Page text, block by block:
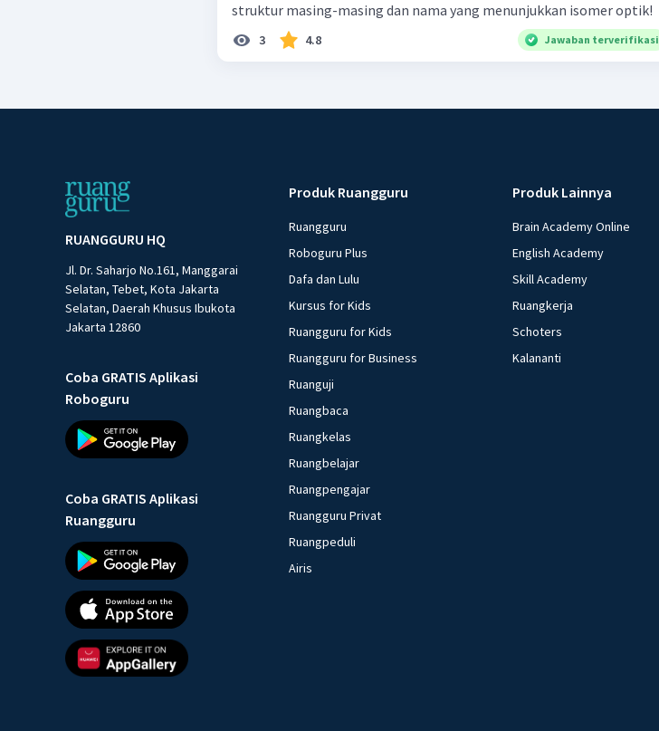
struktur masing-masing dan nama yang menunjukkan isomer optik!
3 4.8 Jawaban terverifikasi
RUANGGURU HQ
Jl. Dr. Saharjo No.161, Manggarai
Selatan, Tebet, Kota Jakarta
Selatan, Daerah Khusus Ibukota
Jakarta 12860
Coba GRATIS Aplikasi
Roboguru
Coba GRATIS Aplikasi
Ruangguru
Produk Ruangguru
Ruangguru
Roboguru Plus
Dafa dan Lulu
Kursus for Kids
Ruangguru for Kids
Ruangguru for Business
Ruanguji
Ruangbaca
Ruangkelas
Ruangbelajar
Ruangpengajar
Ruangguru Privat
Ruangpeduli
Airis
Produk Lainnya
Brain Academy Online
English Academy
Skill Academy
Ruangkerja
Schoters
Kalananti